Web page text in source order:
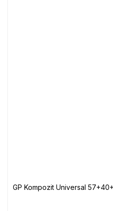
GP Kompozit Universal